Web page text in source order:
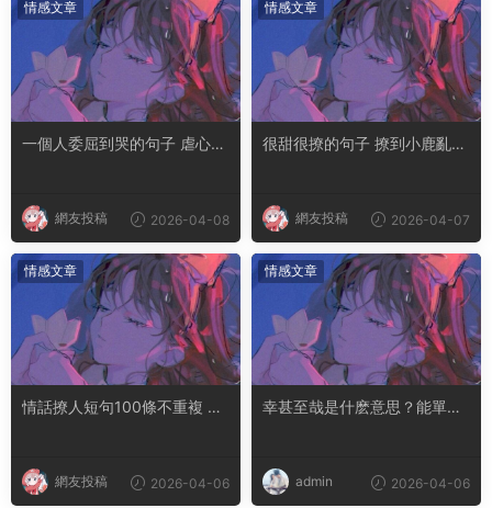
情感文章
一個人委屈到哭的句子 虐心到
網友投稿 2026-04-08
情感文章
很甜很撩的句子 撩到小鹿亂撞
網友投稿 2026-04-07
情感文章
情話撩人短句100條不重複 土
網友投稿 2026-04-06
情感文章
幸甚至哉是什麽意思？能單獨
admin 2026-04-06